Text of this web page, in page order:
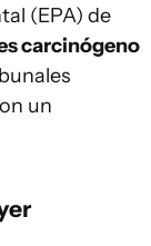
(EPA) de
carcinógeno
un